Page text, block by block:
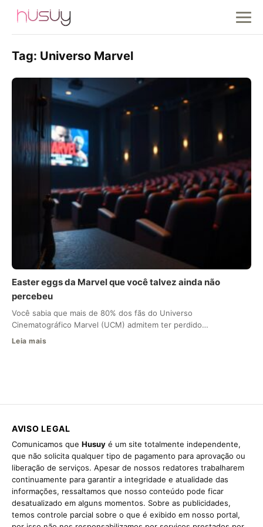
Tag: Universo Marvel
Easter eggs da Marvel que você talvez ainda não
percebeu
Você sabia que mais de 80% dos fãs do Universo
Cinematográfico Marvel (UCM) admitem ter perdido…
Leia mais
AVISO LEGAL
Comunicamos que Husuy é um site totalmente independente,
que não solicita qualquer tipo de pagamento para aprovação ou
liberação de serviços. Apesar de nossos redatores trabalharem
continuamente para garantir a integridade e atualidade das
informações, ressaltamos que nosso conteúdo pode ficar
desatualizado em alguns momentos. Sobre as publicidades,
temos controle parcial sobre o que é exibido em nosso portal,